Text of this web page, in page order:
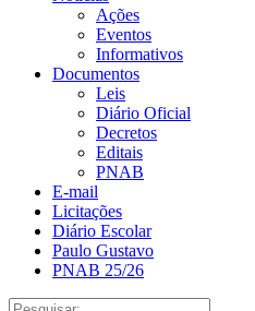
Ações
Eventos
Informativos
Documentos
Leis
Diário Oficial
Decretos
Editais
PNAB
E-mail
Licitações
Diário Escolar
Paulo Gustavo
PNAB 25/26